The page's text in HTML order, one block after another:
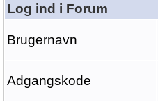
Log ind i Forum
Brugernavn
Adgangskode